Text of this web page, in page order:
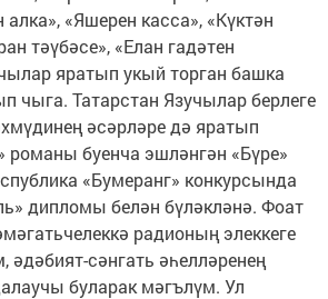
«Яшерен касса», «Күктән
тәүбәсе», «Елан гадәтен
яратып укый торган башка
чыга. Татарстан Язу­чылар берлеге
әсәрләре дә яратып
романы буенча эшләнгән «Бүре»
«Бумеранг» конкурсында
дипломы белән бүләкләнә. Фоат
радио­ның элеккеге
әдәбият-сәнгать әһелләренең
буларак мәгълүм. Ул